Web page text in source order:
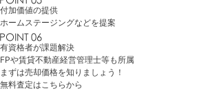
付加価値の提供
ホームステージングなどを提案
有資格者が課題解決
FPや賃貸不動産経営管理士等も所属
まずは売却価格を知りましょう！
無料査定はこちらから